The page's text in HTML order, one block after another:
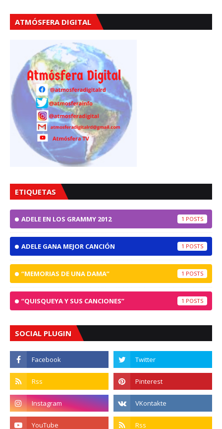
ATMÓSFERA DIGITAL
ETIQUETAS
ADELE EN LOS GRAMMY 2012 1
ADELE GANA MEJOR CANCIÓN 1
“MEMORIAS DE UNA DAMA” 1
“QUISQUEYA Y SUS CANCIONES” 1
SOCIAL PLUGIN